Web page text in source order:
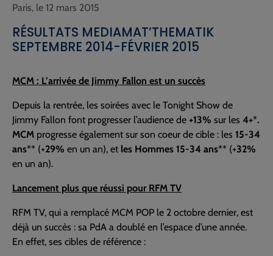
Paris, le 12 mars 2015
RÉSULTATS MEDIAMAT’THEMATIK
SEPTEMBRE 2014-FÉVRIER 2015
MCM : L’arrivée de Jimmy Fallon est un succès
Depuis la rentrée, les soirées avec le Tonight Show de
Jimmy Fallon font progresser l’audience de +13% sur les 4+*.
MCM progresse également sur son coeur de cible : les 15-34
ans** (+29% en un an), et les Hommes 15-34 ans** (+32%
en un an).
Lancement plus que réussi pour RFM TV
RFM TV, qui a remplacé MCM POP le 2 octobre dernier, est
déjà un succès : sa PdA a doublé en l’espace d’une année.
En effet, ses cibles de référence :